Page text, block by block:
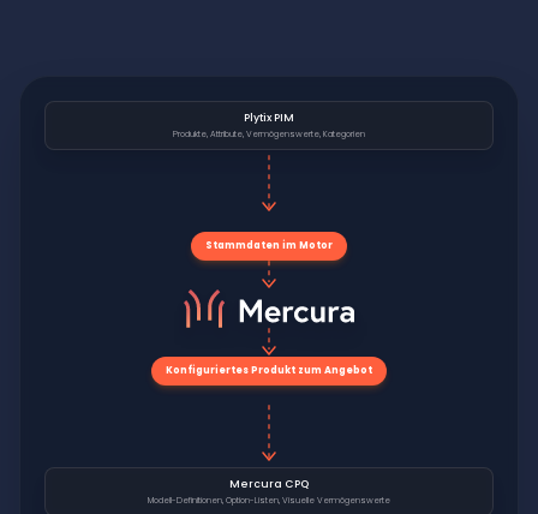
Plytix PIM
Produkte, Attribute, Vermögenswerte, Kategorien
Stammdaten im Motor
Konfiguriertes Produkt zum Angebot
Mercura CPQ
Modell-Definitionen, Option-Listen, Visuelle Vermögenswerte